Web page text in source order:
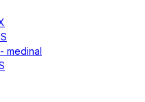
medinal